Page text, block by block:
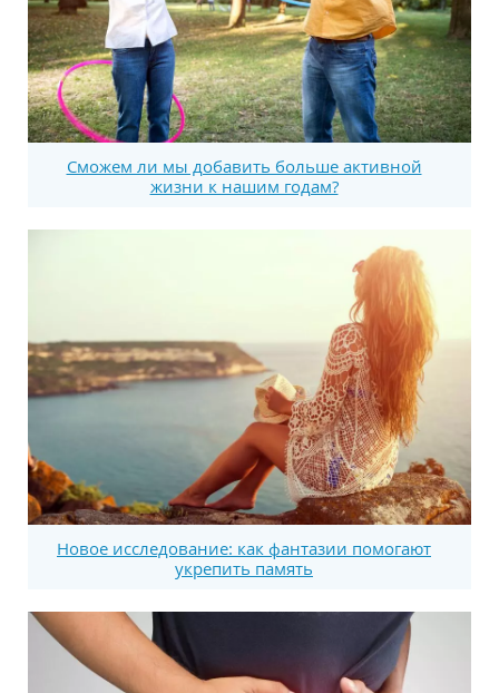
Сможем ли мы добавить больше активной
жизни к нашим годам?
Новое исследование: как фантазии помогают
укрепить память